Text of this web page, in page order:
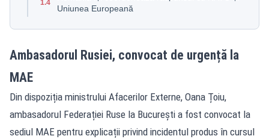
1.4
Uniunea Europeană
Ambasadorul Rusiei, convocat de urgență la
MAE
Din dispoziția ministrului Afacerilor Externe, Oana Țoiu,
ambasadorul Federației Ruse la București a fost convocat la
sediul MAE pentru explicații privind incidentul produs în cursul